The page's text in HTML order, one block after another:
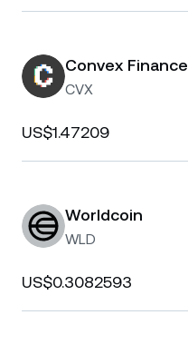
Convex Finance
CVX
US$1.47209
Worldcoin
WLD
US$0.3082593